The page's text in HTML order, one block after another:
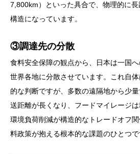
7,800km）といった具合で、物理的に
構造になっています。
③調達先の分散
食料安全保障の観点から、日本は一国
世界各地に分散させています。これ自
的な判断ですが、多数の遠隔地から少
送距離が長くなり、フードマイレージ
環境負荷削減が構造的なトレードオフ
料政策が抱える根本的な課題のひとつで